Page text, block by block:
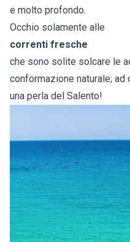
e molto profondo.
Occhio solamente alle
correnti fresche
che sono solite solcare le
conformazione naturale;
una perla del Salento!